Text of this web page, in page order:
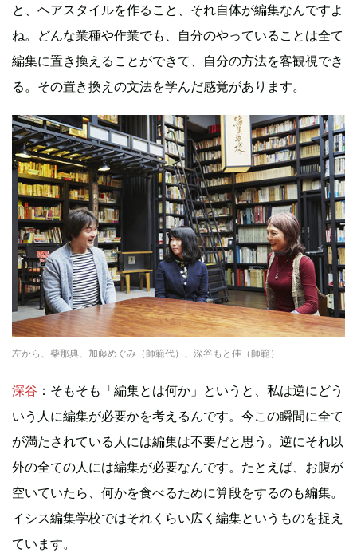
と、ヘアスタイルを作ること、それ自体が編集なんですよ
ね。どんな業種や作業でも、自分のやっていることは全て
編集に置き換えることができて、自分の方法を客観視でき
る。その置き換えの文法を学んだ感覚があります。
左から、柴那典、加藤めぐみ（師範代）、深谷もと佳（師範）
深谷 ：そもそも「編集とは何か」というと、私は逆にどう
いう人に編集が必要かを考えるんです。今この瞬間に全て
が満たされている人には編集は不要だと思う。逆にそれ以
外の全ての人には編集が必要なんです。たとえば、お腹が
空いていたら、何かを食べるために算段をするのも編集。
イシス編集学校ではそれくらい広く編集というものを捉え
ています。